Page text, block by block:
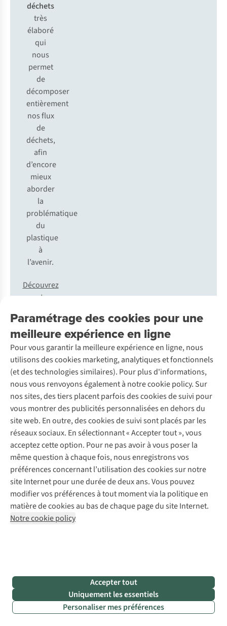
déchets
très
élaboré
qui
nous
permet
de
décomposer
entièrement
nos flux
de
déchets,
afin
d’encore
mieux
aborder
la
problématique
du
plastique
à
l’avenir.
Découvrez
notre
durable
Organisations luttant contre la soupe
de plastique
Ensemble, nous sommes plus forts. Certaines ONG mettent
déjà le paquet !
River Cleanup
Tout a commencé en 2017, par un défi consistant à ramasser
des déchets sauvages pendant 10 minutes. Avec un sac
poubelle plein en guise de résultat. « J’ai soudain vu des
déchets sauvages que je n’avais pas vus auparavant et j’ai
réalisé... qu’il y en avait partout », explique Thomas
de Groote, fondateur de l’association
bénévoles provenant de 60 pays différents ont participé à
une action de nettoyage le long du Rhin. L’année suivante, ce
sont 100 000 bénévoles qui ont nettoyé 10 rivières. Et River
Cleanup continue à se développer : entretemps, elle a
Paramétrage des cookies pour une
meilleure expérience en ligne
Pour vous garantir la meilleure expérience en ligne, nous
utilisons des cookies marketing, analytiques et fonctionnels
(et des technologies similaires). Pour plus d'informations,
nous vous renvoyons également à notre cookie policy. Sur
nos sites, des tiers placent parfois des cookies de suivi pour
vous montrer des publicités personnalisées en dehors du
site web. En outre, des cookies de suivi sont placés par les
réseaux sociaux. En sélectionnant « Accepter tout », vous
acceptez cette option. Pour ne pas avoir à vous poser la
même question à chaque fois, nous enregistrons vos
préférences concernant l’utilisation des cookies sur notre
site Internet pour une durée de deux ans. Vous pouvez
modifier vos préférences à tout moment via la politique en
matière de cookies au bas de chaque page du site Internet.
Notre cookie policy
Accepter tout
Uniquement les essentiels
Personaliser mes préférences